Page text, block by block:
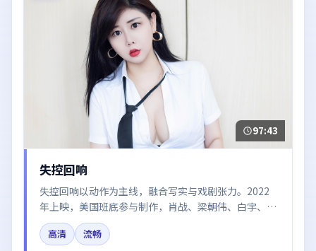
97:43
失控回响
失控回响以动作为主线，融合写实与戏剧张力。2022
年上映，美国班底参与制作，肖战、梁朝伟、白宇、汤
唯、张子枫在片中呈现细腻表演，影像风格统一，配乐
与剪辑强化了情绪曲线。
高清
流畅